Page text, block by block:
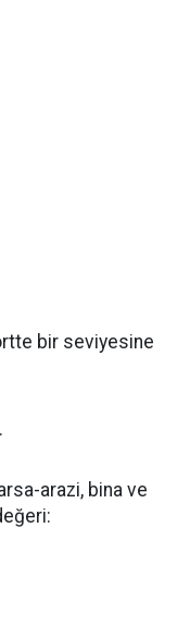
bir seviyesine
arazi, bina ve